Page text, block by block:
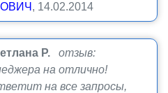
, 14.02.2014
Р.
отзыв:
на отлично!
на все запросы,